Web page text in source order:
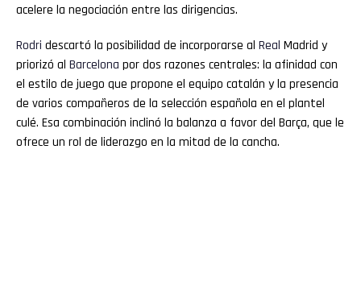
acelere la negociación entre las dirigencias.
Rodri descartó la posibilidad de incorporarse al Real Madrid y
priorizó al Barcelona por dos razones centrales: la afinidad con
el estilo de juego que propone el equipo catalán y la presencia
de varios compañeros de la selección española en el plantel
culé. Esa combinación inclinó la balanza a favor del Barça, que le
ofrece un rol de liderazgo en la mitad de la cancha.